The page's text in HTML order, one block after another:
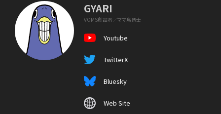
GYARI
VOMS創設者／ママ鳥博士
Youtube
TwitterX
Bluesky
Web Site